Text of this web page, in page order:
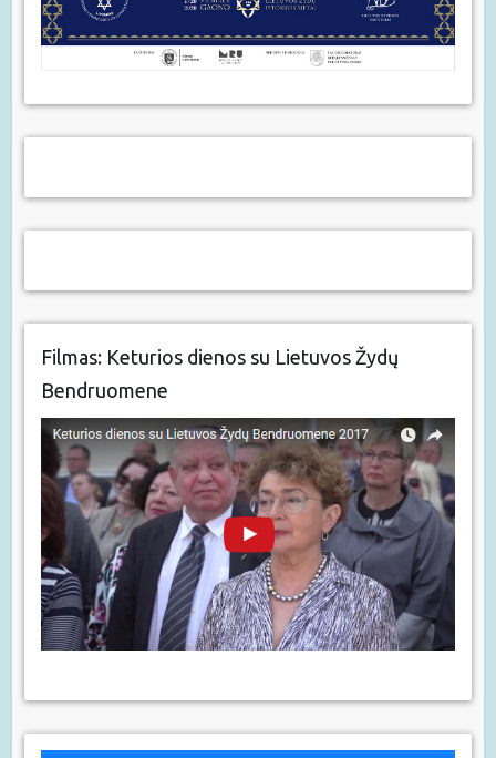
Filmas: Keturios dienos su Lietuvos Žydų
Bendruomene